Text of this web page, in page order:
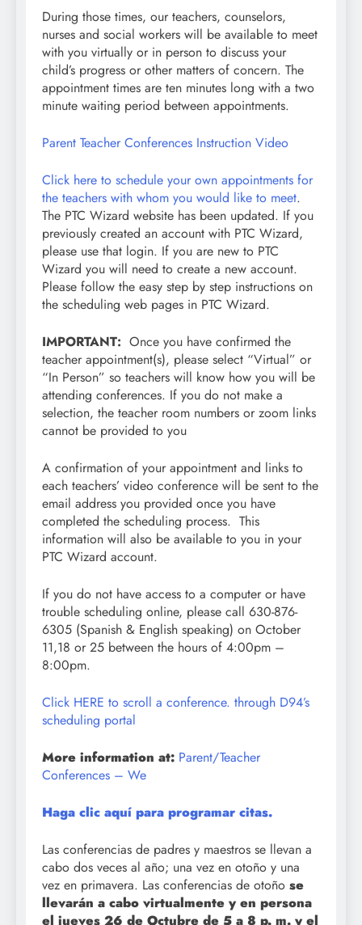
During those times, our teachers, counselors,
nurses and social workers will be available to meet
with you virtually or in person to discuss your
child’s progress or other matters of concern. The
appointment times are ten minutes long with a two
minute waiting period between appointments.
Parent Teacher Conferences Instruction Video
Click here to schedule your own appointments for
the teachers with whom you would like to meet.
The PTC Wizard website has been updated. If you
previously created an account with PTC Wizard,
please use that login. If you are new to PTC
Wizard you will need to create a new account.
Please follow the easy step by step instructions on
the scheduling web pages in PTC Wizard.
IMPORTANT: Once you have confirmed the
teacher appointment(s), please select “Virtual” or
“In Person” so teachers will know how you will be
attending conferences. If you do not make a
selection, the teacher room numbers or zoom links
cannot be provided to you
A confirmation of your appointment and links to
each teachers’ video conference will be sent to the
email address you provided once you have
completed the scheduling process. This
information will also be available to you in your
PTC Wizard account.
If you do not have access to a computer or have
trouble scheduling online, please call 630-876-
6305 (Spanish & English speaking) on October
11,18 or 25 between the hours of 4:00pm –
8:00pm.
Click HERE to scroll a conference. through D94’s
scheduling portal
More information at: Parent/Teacher
Conferences – We
Haga clic aquí para programar citas.
Las conferencias de padres y maestros se llevan a
cabo dos veces al año; una vez en otoño y una
vez en primavera. Las conferencias de otoño se
llevarán a cabo virtualmente y en persona
el jueves 26 de Octubre de 5 a 8 p. m. y el